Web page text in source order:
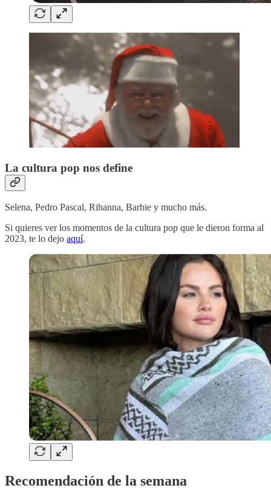
La cultura pop nos define
Selena, Pedro Pascal, Rihanna, Barbie y mucho más.
Si quieres ver los momentos de la cultura pop que le dieron forma al
2023, te lo dejo aquí.
Recomendación de la semana